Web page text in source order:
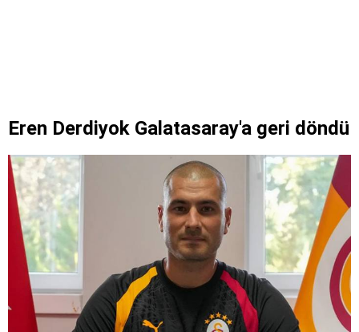
Eren Derdiyok Galatasaray'a geri döndü